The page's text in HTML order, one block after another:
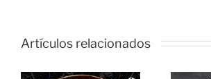
Artículos relacionados